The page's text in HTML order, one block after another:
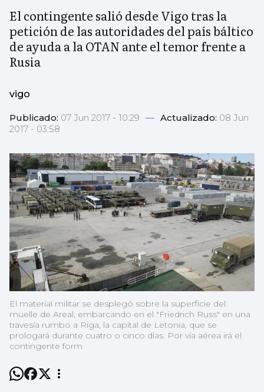
El contingente salió desde Vigo tras la
petición de las autoridades del país báltico
de ayuda a la OTAN ante el temor frente a
Rusia
vigo
Publicado: 07 Jun 2017 - 10:29 — Actualizado: 08 Jun
2017 - 03:58
El material militar se desplegó sobre la superficie del
muelle de Areal, embarcando en el "Friedrich Russ" en una
travesía rumbo a Riga, la capital de Letonia, que se
prologará durante cuatro o cinco días. Por vía aérea irá el
contingente form